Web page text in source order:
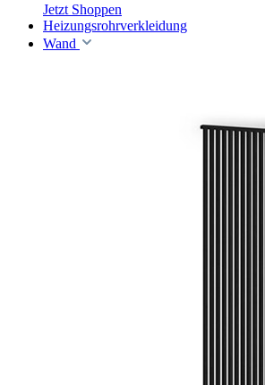
Jetzt Shoppen
Heizungsrohrverkleidung
Wand